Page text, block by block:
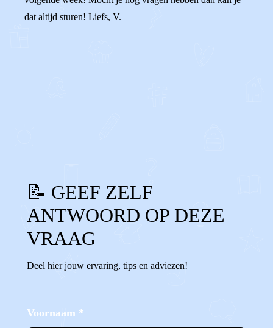
dat altijd sturen! Liefs, V.
📝 GEEF ZELF
ANTWOORD OP DEZE
VRAAG
Deel hier jouw ervaring, tips en adviezen!
Voornaam *